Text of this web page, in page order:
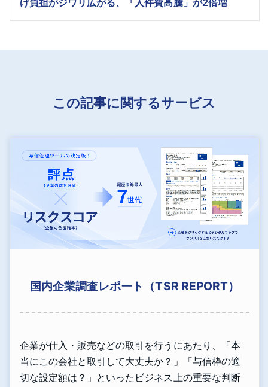
げ負担がジワリ広がる、「人件費高騰」が2倍増
この記事に関するサービス
国内企業調査レポート（TSR REPORT）
企業が仕入・販売などの取引を行うにあたり、「本
当にこの会社と取引して大丈夫か？」「与信枠の適
切な設定額は？」といったビジネス上の重要な判断